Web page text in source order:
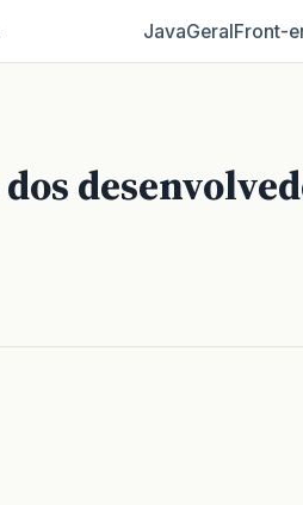
JavaGeral